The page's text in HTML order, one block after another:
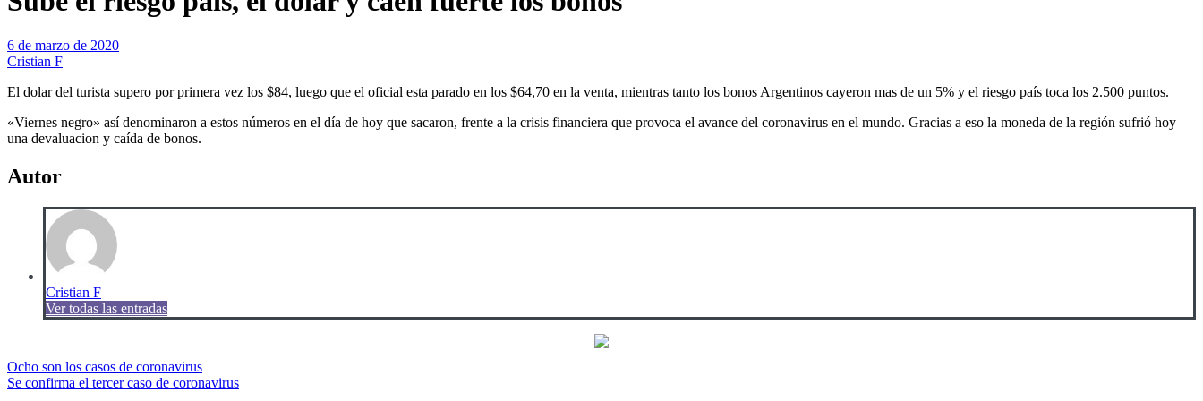
6 de marzo de 2020
Cristian F
El dolar del turista supero por primera vez los $84, luego que el oficial esta parado en los $64,70 en la venta, mientras tanto los bonos Argentinos cayeron mas de un 5% y el riesgo país toca los 2.500 puntos.
«Viernes negro» así denominaron a estos números en el día de hoy que sacaron, frente a la crisis financiera que provoca el avance del coronavirus en el mundo. Gracias a eso la moneda de la región sufrió hoy
una devaluacion y caída de bonos.
Autor
Cristian F
Ver todas las entradas
Navegación
de
Ocho son los casos de coronavirus
Se confirma el tercer caso de coronavirus